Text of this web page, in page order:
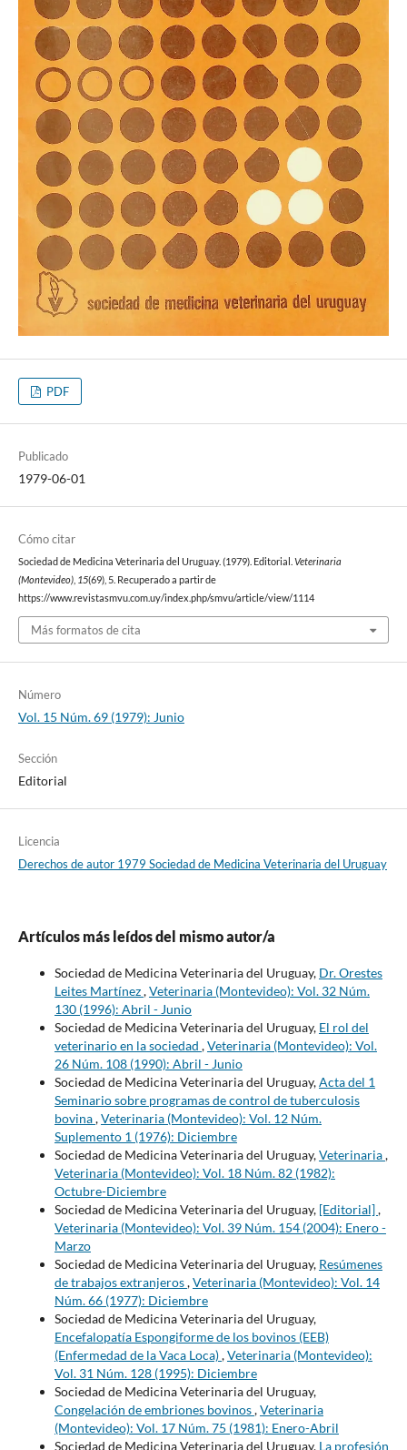
PDF
Publicado
1979-06-01
Cómo citar
Sociedad de Medicina Veterinaria del Uruguay. (1979). Editorial. Veterinaria
(Montevideo), 15(69), 5. Recuperado a partir de
https://www.revistasmvu.com.uy/index.php/smvu/article/view/1114
Más formatos de cita
Número
Vol. 15 Núm. 69 (1979): Junio
Sección
Editorial
Licencia
Derechos de autor 1979 Sociedad de Medicina Veterinaria del Uruguay
Artículos más leídos del mismo autor/a
Sociedad de Medicina Veterinaria del Uruguay, Dr. Orestes
Leites Martínez,Veterinaria (Montevideo): Vol. 32 Núm.
130 (1996): Abril - Junio
Sociedad de Medicina Veterinaria del Uruguay, El rol del
veterinario en la sociedad ,Veterinaria (Montevideo): Vol.
26 Núm. 108 (1990): Abril - Junio
Sociedad de Medicina Veterinaria del Uruguay,Acta del 1
Seminario sobre programas de control de tuberculosis
bovina,Veterinaria (Montevideo): Vol. 12 Núm.
Suplemento 1 (1976): Diciembre
Sociedad de Medicina Veterinaria del Uruguay,Veterinaria,
Veterinaria (Montevideo): Vol. 18 Núm. 82 (1982):
Octubre-Diciembre
Sociedad de Medicina Veterinaria del Uruguay, [Editorial],
Veterinaria (Montevideo): Vol. 39 Núm. 154 (2004): Enero -
Marzo
Sociedad de Medicina Veterinaria del Uruguay, Resúmenes
de trabajos extranjeros,Veterinaria (Montevideo): Vol. 14
Núm. 66 (1977): Diciembre
Sociedad de Medicina Veterinaria del Uruguay,
Encefalopatía Espongiforme de los bovinos (EEB)
(Enfermedad de la Vaca Loca),Veterinaria (Montevideo):
Vol. 31 Núm. 128 (1995): Diciembre
Sociedad de Medicina Veterinaria del Uruguay,
Congelación de embriones bovinos,Veterinaria
(Montevideo): Vol. 17 Núm. 75 (1981): Enero-Abril
Sociedad de Medicina Veterinaria del Uruguay, La profesión